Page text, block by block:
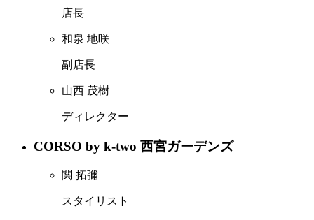
店長
和泉 地咲
副店長
山西 茂樹
ディレクター
CORSO by k-two 西宮ガーデンズ
関 拓彌
スタイリスト